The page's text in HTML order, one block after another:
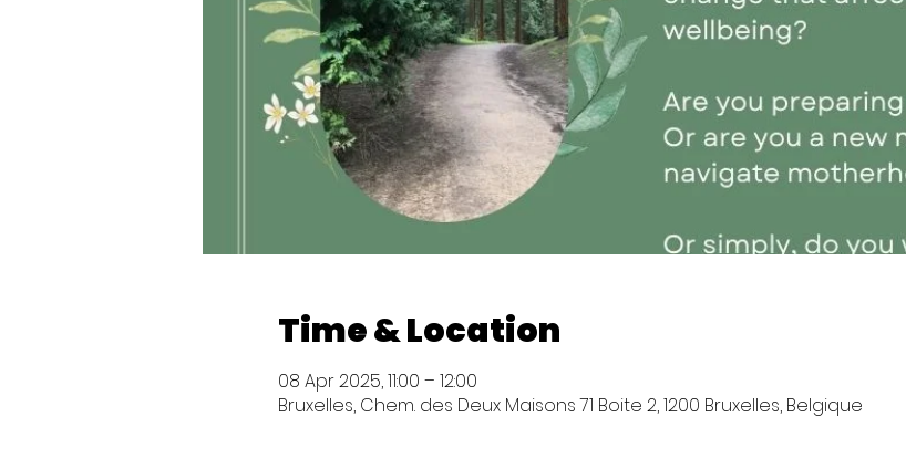
Time & Location
08 Apr 2025, 11:00 – 12:00
Bruxelles, Chem. des Deux Maisons 71 Boite 2, 1200 Bruxelles, Belgique